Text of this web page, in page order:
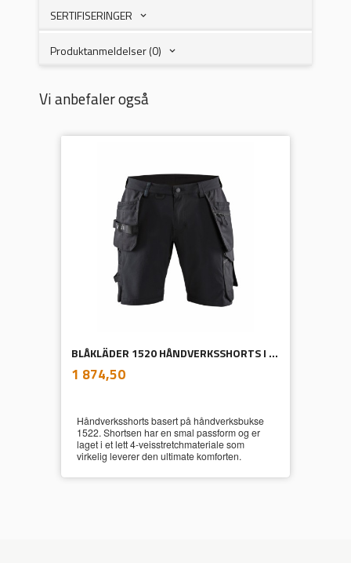
SERTIFISERINGER
Produktanmeldelser (0)
Vi anbefaler også
BLÅKLÄDER 1520 HÅNDVERKSSHORTS I 4-VEISSTRETCH
Pris
1 874,50mva.
Håndverksshorts basert på håndverksbukse
1522. Shortsen har en smal passform og er
laget i et lett 4-veisstretchmateriale som
virkelig leverer den ultimate komforten.